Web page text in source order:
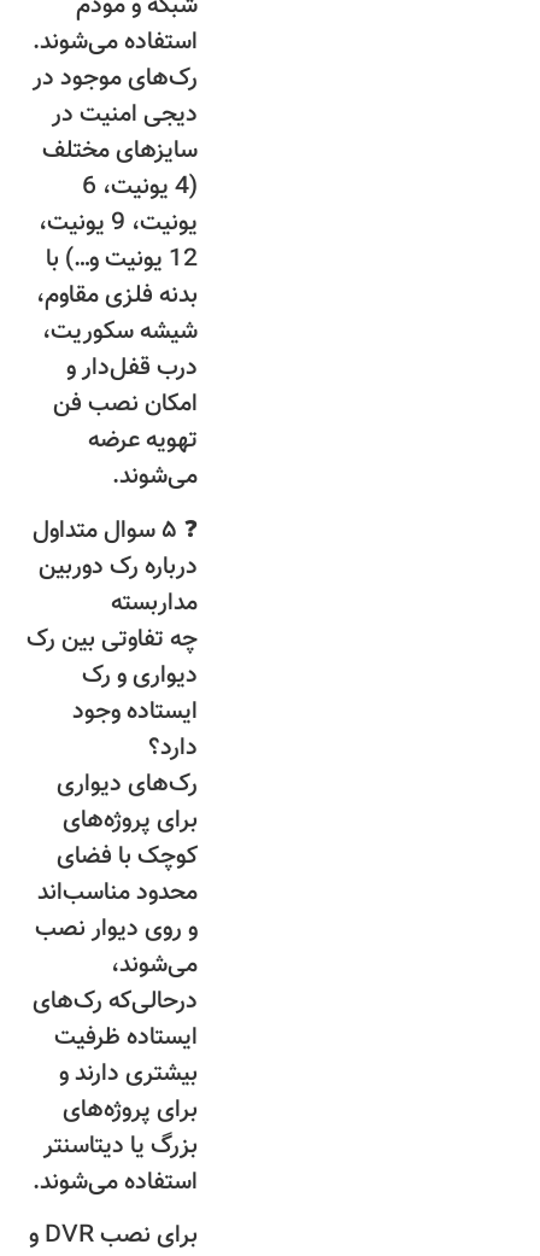
استفاده می‌شوند.
رک‌های موجود در
دیجی امنیت در
سایزهای مختلف
(4 یونیت، 6
یونیت، 9 یونیت،
12 یونیت و…) با
بدنه فلزی مقاوم،
شیشه سکوریت،
درب قفل‌دار و
امکان نصب فن
تهویه عرضه
می‌شوند.
❓ ۵ سوال متداول
درباره رک دوربین
مداربسته
چه تفاوتی بین رک
دیواری و رک
ایستاده وجود
دارد؟
رک‌های دیواری
برای پروژه‌های
کوچک با فضای
محدود مناسب‌اند
و روی دیوار نصب
می‌شوند،
درحالی‌که رک‌های
ایستاده ظرفیت
بیشتری دارند و
برای پروژه‌های
بزرگ یا دیتاسنتر
استفاده می‌شوند.
برای نصب DVR و